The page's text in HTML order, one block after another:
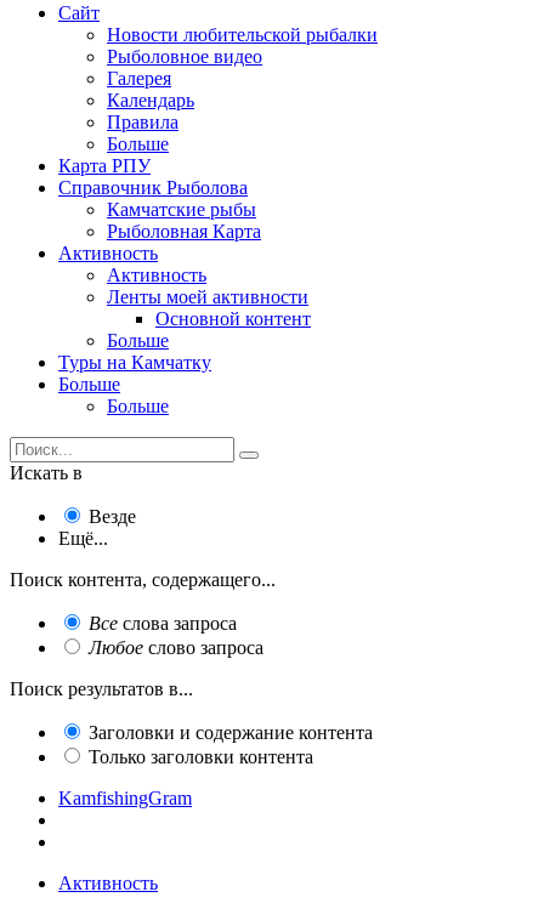
Сайт
Новости любительской рыбалки
Рыболовное видео
Галерея
Календарь
Правила
Больше
Карта РПУ
Справочник Рыболова
Камчатские рыбы
Рыболовная Карта
Активность
Активность
Ленты моей активности
Основной контент
Больше
Туры на Камчатку
Больше
Больше
Искать в
Везде
Ещё...
Поиск контента, содержащего...
Все слова запроса
Любое слово запроса
Поиск результатов в...
Заголовки и содержание контента
Только заголовки контента
KamfishingGram
Активность